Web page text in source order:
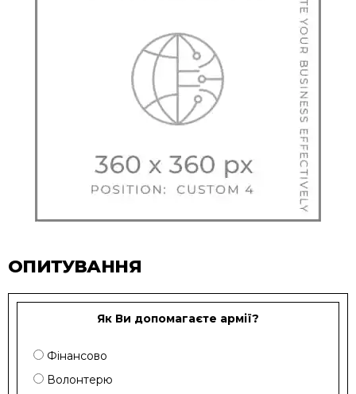
ОПИТУВАННЯ
Як Ви допомагаєте армії?
Фінансово
Волонтерю